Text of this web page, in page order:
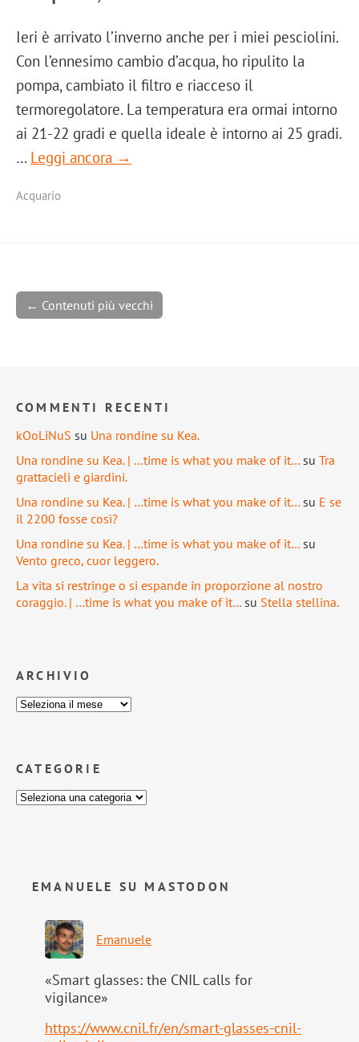
Ieri è arrivato l’inverno anche per i miei pesciolini.
Con l’ennesimo cambio d’acqua, ho ripulito la
pompa, cambiato il filtro e riacceso il
termoregolatore. La temperatura era ormai intorno
ai 21-22 gradi e quella ideale è intorno ai 25 gradi.
… Leggi ancora →
Acquario
← Contenuti più vecchi
COMMENTI RECENTI
kOoLiNuS su Una rondine su Kea.
Una rondine su Kea. | …time is what you make of it… su Tra
grattacieli e giardini.
Una rondine su Kea. | …time is what you make of it… su E se
il 2200 fosse così?
Una rondine su Kea. | …time is what you make of it… su
Vento greco, cuor leggero.
La vita si restringe o si espande in proporzione al nostro
coraggio. | …time is what you make of it… su Stella stellina.
ARCHIVIO
CATEGORIE
EMANUELE SU MASTODON
Emanuele
«Smart glasses: the CNIL calls for
vigilance»
https://www.cnil.fr/en/smart-glasses-cnil-